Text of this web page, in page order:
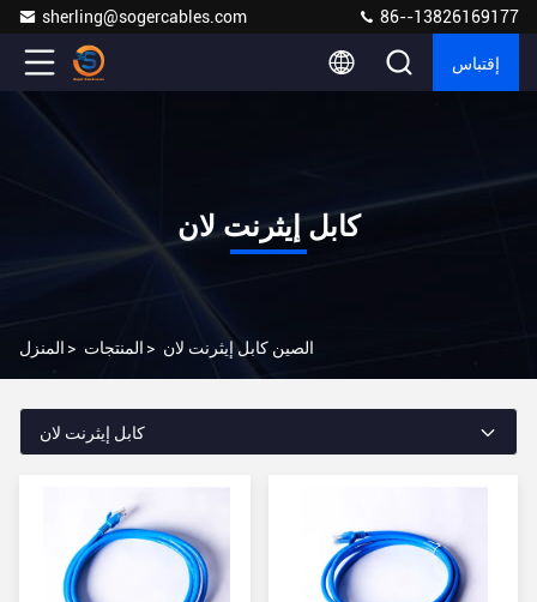
sherling@sogercables.com 86--13826169177
إقتباس
كابل إيثرنت لان
المنزل > المنتجات > الصين كابل إيثرنت لان
كابل إيثرنت لان